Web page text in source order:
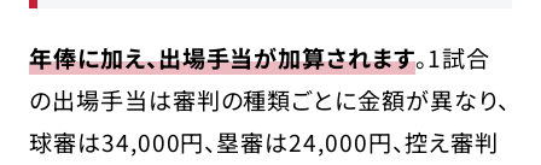
年俸に加え、出場手当が加算されます。1試合
の出場手当は審判の種類ごとに金額が異なり、
球審は34,000円、塁審は24,000円、控え審判